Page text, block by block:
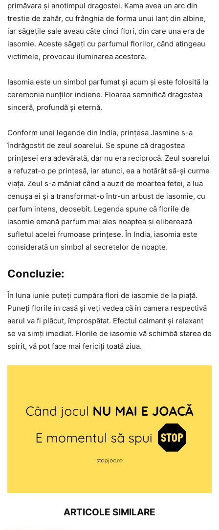
primăvara și anotimpul dragostei. Kama avea un arc din
trestie de zahăr, cu frânghia de forma unui lanț din albine,
iar săgețile sale aveau câte cinci flori, din care una era de
iasomie. Aceste săgeți cu parfumul florilor, când atingeau
victimele, provocau iluminarea acestora.
Iasomia este un simbol parfumat și acum și este folosită la
ceremonia nunților indiene. Floarea semnifică dragostea
sinceră, profundă și eternă.
Conform unei legende din India, prințesa Jasmine s-a
îndrăgostit de zeul soarelui. Se spune că dragostea
prințesei era adevărată, dar nu era reciprocă. Zeul soarelui
a refuzat-o pe prințesă, iar atunci, ea a hotărât să-și curme
viața. Zeul s-a mâniat când a auzit de moartea fetei, a lua
cenușa ei și a transformat-o într-un arbust de iasomie, cu
parfum intens, deosebit. Legenda spune că florile de
iasomie emană parfum mai ales noaptea și eliberează
sufletul acelei frumoase prințese. În India, iasomia este
considerată un simbol al secretelor de noapte.
Concluzie:
În luna iunie puteți cumpăra flori de iasomie de la piață.
Puneți florile în casă și veți vedea că în camera respectivă
aerul va fi plăcut, împrospătat. Efectul calmant și relaxant
se va simți imediat. Florile de iasomie vă schimbă starea de
spirit, vă pot face mai fericiți toată ziua.
ARTICOLE SIMILARE